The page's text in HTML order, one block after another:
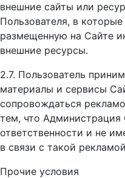
внешние сайты или
Пользователя, в
размещенную на Сайте
внешние ресурсы.
2.7. Пользователь
материалы и сервисы
сопровождаться
тем, что Администрация
ответственности и не
в связи с такой
Прочие условия